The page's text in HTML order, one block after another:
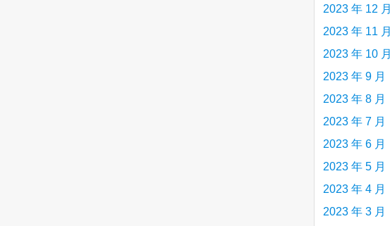
2023 年 12 月
2023 年 11 月
2023 年 10 月
2023 年 9 月
2023 年 8 月
2023 年 7 月
2023 年 6 月
2023 年 5 月
2023 年 4 月
2023 年 3 月